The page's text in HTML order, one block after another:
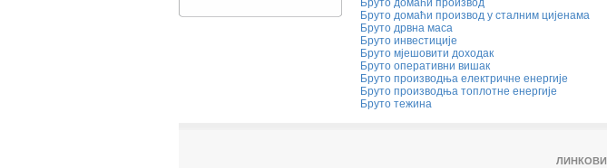
Бруто домаћи производ
Бруто домаћи производ у сталним цијенама
Бруто дрвна маса
Бруто инвестиције
Бруто мјешовити доходак
Бруто оперативни вишак
Бруто производња електричне енергије
Бруто производња топлотне енергије
Бруто тежина
ЛИНКОВИ